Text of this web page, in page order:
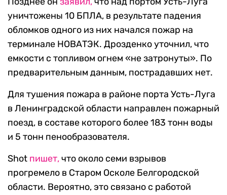
уничтожены 10 БПЛА, в результате падения
обломков одного из них начался пожар на
терминале НОВАТЭК. Дрозденко уточнил, что
емкости с топливом огнем «не затронуты». По
предварительным данным, пострадавших нет.
Для тушения пожара в районе порта Усть-Луга
в Ленинградской области направлен пожарный
поезд, в составе которого более 183 тонн воды
и 5 тонн пенообразователя.
Shot пишет,что около семи взрывов
прогремело в Старом Осколе Белгородской
области. Вероятно, это связано с работой